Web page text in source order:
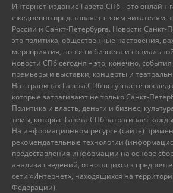
Интернет-издание Газета.СПб – это онлайн-
ежедневно представляет своим читателям
России и Санкт-Петербурга. Новости Санкт-
это политика, общественные настроения,
мероприятия, новости бизнеса и
новости СПб сегодня – это, конечно, события
премьеры и выставки, концерты и
На страницах Газета.СПб вы узнаете
которые затрагивают не только Санкт-
Политика и власть, деньги и бизнес,
темы, которые Газета.СПб затрагивает
На информационном ресурсе (сайте)
рекомендательные технологии
предоставления информации на основе
анализа сведений, относящихся к
сети «Интернет», находящихся на
Федерации).